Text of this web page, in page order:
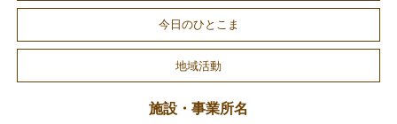
今日のひとこま
地域活動
施設・事業所名